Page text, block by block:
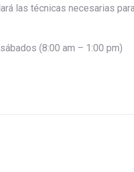
las técnicas necesarias
(8:00 am – 1:00 pm)